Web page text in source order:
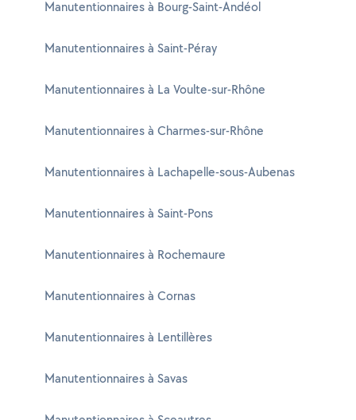
Manutentionnaires à Bourg-Saint-Andéol
Manutentionnaires à Saint-Péray
Manutentionnaires à La Voulte-sur-Rhône
Manutentionnaires à Charmes-sur-Rhône
Manutentionnaires à Lachapelle-sous-Aubenas
Manutentionnaires à Saint-Pons
Manutentionnaires à Rochemaure
Manutentionnaires à Cornas
Manutentionnaires à Lentillères
Manutentionnaires à Savas